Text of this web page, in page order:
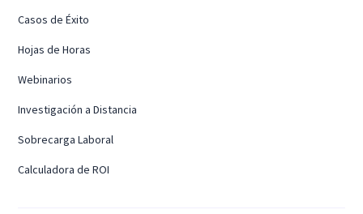
Casos de Éxito
Hojas de Horas
Webinarios
Investigación a Distancia
Sobrecarga Laboral
Calculadora de ROI